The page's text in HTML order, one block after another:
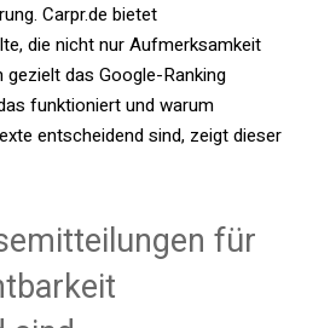
Carpr.de bietet
die nicht nur Aufmerksamkeit
das Google-Ranking
funktioniert und warum
entscheidend sind, zeigt dieser
für